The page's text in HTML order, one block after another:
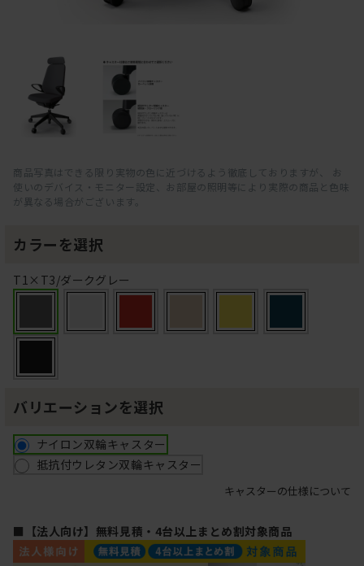
商品写真はできる限り実物の色に近づけるよう徹底しておりますが、 お
使いのデバイス・モニター設定、お部屋の照明等により実際の商品と色味
が異なる場合がございます。
カラーを選択
T1×T3/ダークグレー
バリエーションを選択
ナイロン双輪キャスター
抵抗付ウレタン双輪キャスター
キャスターの仕様について
■【法人向け】無料見積・4台以上まとめ割対象商品